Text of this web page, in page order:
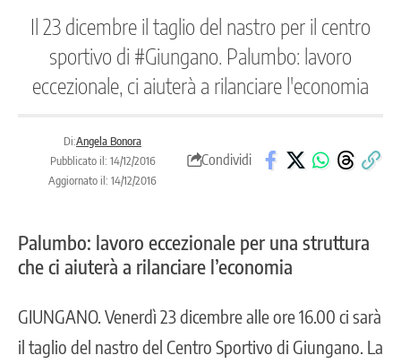
Il 23 dicembre il taglio del nastro per il centro
sportivo di #Giungano. Palumbo: lavoro
eccezionale, ci aiuterà a rilanciare l'economia
Di:Angela Bonora
Pubblicato il: 14/12/2016
Aggiornato il: 14/12/2016
Condividi
Palumbo: lavoro eccezionale per una struttura
che ci aiuterà a rilanciare l’economia
GIUNGANO. Venerdì 23 dicembre alle ore 16.00 ci sarà
il taglio del nastro del Centro Sportivo di Giungano. La